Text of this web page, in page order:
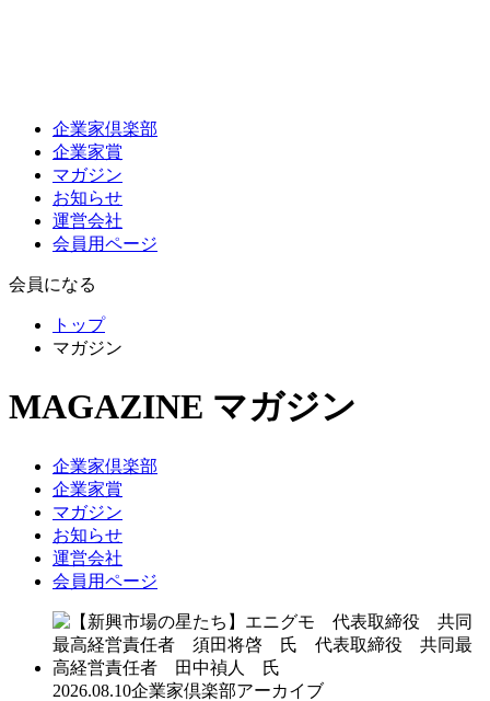
企業家倶楽部
企業家賞
マガジン
お知らせ
運営会社
会員用ページ
会員になる
トップ
マガジン
MAGAZINE マガジン
企業家倶楽部
企業家賞
マガジン
お知らせ
運営会社
会員用ページ
2026.08.10企業家倶楽部アーカイブ